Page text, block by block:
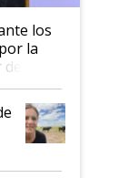
los
la
de
un